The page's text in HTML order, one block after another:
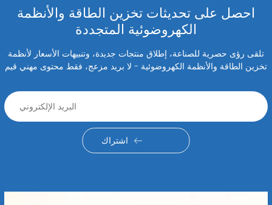
احصل على تحديثات تخزين الطاقة والأنظمة
الكهروضوئية المتجددة
تلقى رؤى حصرية للصناعة، إطلاق منتجات جديدة، وتنبيهات الأسعار لأنظمة
تخزين الطاقة والأنظمة الكهروضوئية - لا بريد مزعج، فقط محتوى مهني قيم
اشتراك